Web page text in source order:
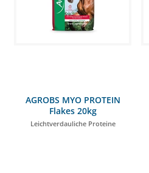
AGROBS MYO PROTEIN
Flakes 20kg
Leichtverdauliche Proteine